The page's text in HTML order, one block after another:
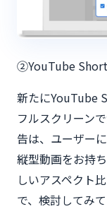
②YouTube
新たにYouTube
フルスクリーン
告は、ユーザー
縦型動画をお持
しいアスペクト
で、検討してみ